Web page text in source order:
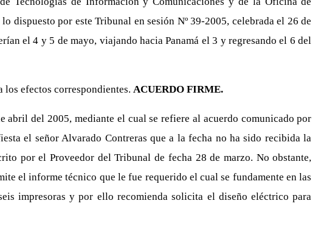
dispuesto por este Tribunal en sesión Nº 39-2005, celebrada el 26 de
el 4 y 5 de mayo, viajando hacia Panamá el 3 y regresando el 6 del
los efectos correspondientes. ACUERDO FIRME.
abril del 2005, mediante el cual se refiere al acuerdo comunicado por
el señor Alvarado Contreras que a la fecha no ha sido recibida la
por el Proveedor del Tribunal de fecha 28 de marzo. No obstante,
el informe técnico que le fue requerido el cual se fundamente en las
impresoras y por ello recomienda solicita el diseño eléctrico para